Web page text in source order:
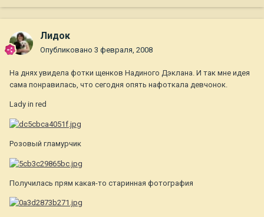
Лидок
Опубликовано 3 февраля, 2008
На днях увидела фотки щенков Надиного Дэклана. И так мне идея
сама понравилась, что сегодня опять нафоткала девчонок.
Lady in red
Розовый гламурчик
Получилась прям какая-то старинная фотография